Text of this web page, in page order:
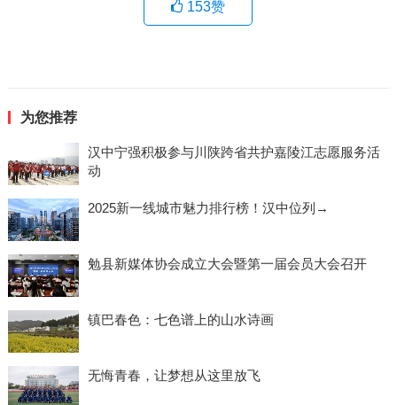
153赞
为您推荐
汉中宁强积极参与川陕跨省共护嘉陵江志愿服务活
动
2025新一线城市魅力排行榜！汉中位列→
勉县新媒体协会成立大会暨第一届会员大会召开
镇巴春色：七色谱上的山水诗画
无悔青春，让梦想从这里放飞